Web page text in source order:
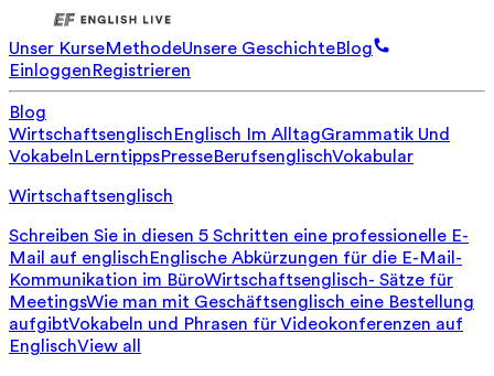
Unser KurseMethodeUnsere GeschichteBlog
EinloggenRegistrieren
Blog
WirtschaftsenglischEnglisch Im AlltagGrammatik Und
VokabelnLerntippsPresseBerufsenglischVokabular
Wirtschaftsenglisch
Schreiben Sie in diesen 5 Schritten eine professionelle E-
Mail auf englischEnglische Abkürzungen für die E-Mail-
Kommunikation im BüroWirtschaftsenglisch- Sätze für
MeetingsWie man mit Geschäftsenglisch eine Bestellung
aufgibtVokabeln und Phrasen für Videokonferenzen auf
EnglischView all